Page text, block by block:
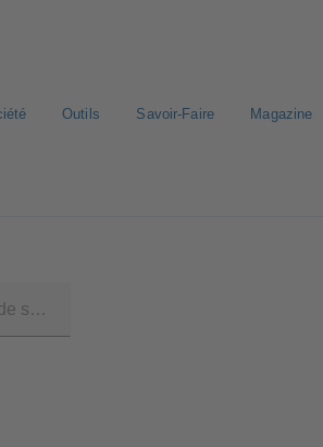
Outils Savoir-Faire Magazine